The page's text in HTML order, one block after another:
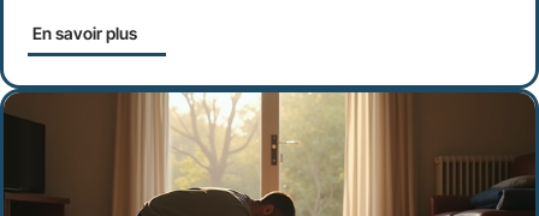
En savoir plus